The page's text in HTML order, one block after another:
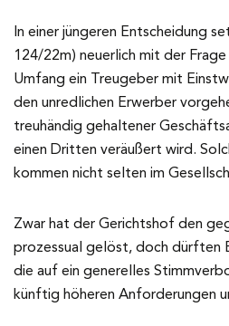
In einer jüngeren Entscheidung
124/22m) neuerlich mit der Frage
Umfang ein Treugeber mit
den unredlichen Erwerber
treuhändig gehaltener
einen Dritten veräußert wird.
kommen nicht selten im
Zwar hat der Gerichtshof den
prozessual gelöst, doch dürften
die auf ein generelles
künftig höheren Anforderungen